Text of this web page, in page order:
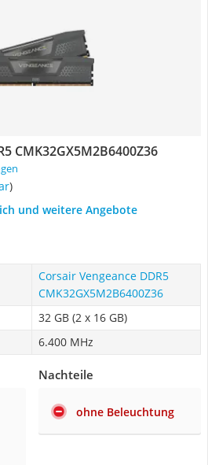
CMK32GX5M2B6400Z36
)
und weitere Angebote
Corsair Vengeance DDR5
CMK32GX5M2B6400Z36
32 GB (2 x 16 GB)
6.400 MHz
Nachteile
ohne Beleuchtung